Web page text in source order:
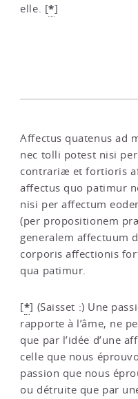
elle. [*]
Affectus quatenus ad
nec tolli potest nisi
contrariæ et fortioris
affectus quo patimur
nisi per affectum
(per propositionem
generalem affectuum
corporis affectionis
qua patimur.
[*] (Saisset :) Une
rapporte à l’âme, ne
que par l’idée d’une
celle que nous
passion que nous
ou détruite que par